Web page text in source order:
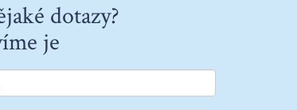
dotazy?
je